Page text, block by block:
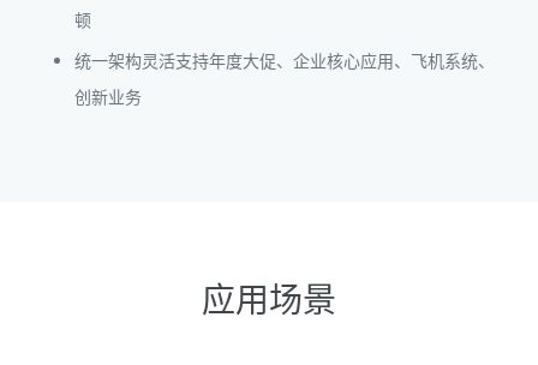
顿
统一架构灵活支持年度大促、企业核心应用、飞机系统、
创新业务
应用场景